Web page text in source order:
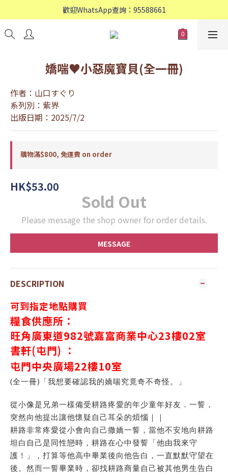
歡迎WhatsApp查詢：95588661
歡迎WhatsApp查詢：95588661
會員專享: 購物滿$800, 免運費
嬌喘♥小惡魔寶貝(全一冊)
作者：山口すぐり
系列別：紫界
出版日期：2025/7/2
購物滿$800, 免運費 on order
HK$53.00
Sold Out
Please message the shop owner for order details.
MESSAGE
DESCRIPTION
可到指定地點購買
糧食供應所：
旺角廣東道982號嘉富商業中心23樓02室
書軒(屯門) ：
屯門中央廣場22樓10室
(全一冊)「我想要確認我的嬌喘究竟奇不奇怪。」
從小像是兄弟一樣備受耕路疼愛的年少童年好友．一誓，
突然向他提出讓他懷疑自己耳朵的煩惱｜｜
耕路非常疼愛從小會向自己撒嬌一誓，當他不安地向耕路
坦白自己是同性戀時，耕路在心中發誓「他由我來守
護！」，打算等他高中畢業後向他告白，一直默默守望在
後。然而一誓畢業時，卻找耕路商量自己被其他男生告白